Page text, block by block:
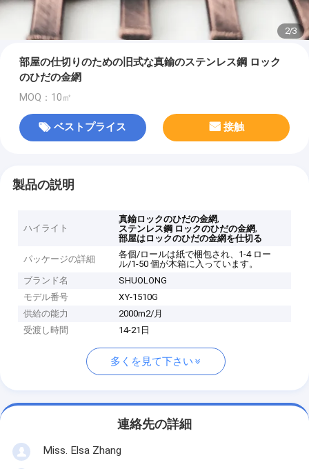
2/3
部屋の仕切りのための旧式な真鍮のステンレス鋼 ロック
のひだの金網
MOQ：10㎡
ベストプライス 接触
製品の説明
ハイライト
真鍮ロックのひだの金網,
ステンレス鋼 ロックのひだの金網,
部屋はロックのひだの金網を仕切る
パッケージの詳細
各個/ロールは紙で梱包され、1-4 ロー
ル/1-50 個が木箱に入っています。
ブランド名
SHUOLONG
モデル番号
XY-1510G
供給の能力
2000m2/月
受渡し時間
14-21日
多くを見て下さい
連絡先の詳細
Miss. Elsa Zhang